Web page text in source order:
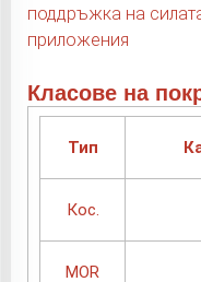
поддръжка на
приложения
Класове на
Тип
Кос.
MOR